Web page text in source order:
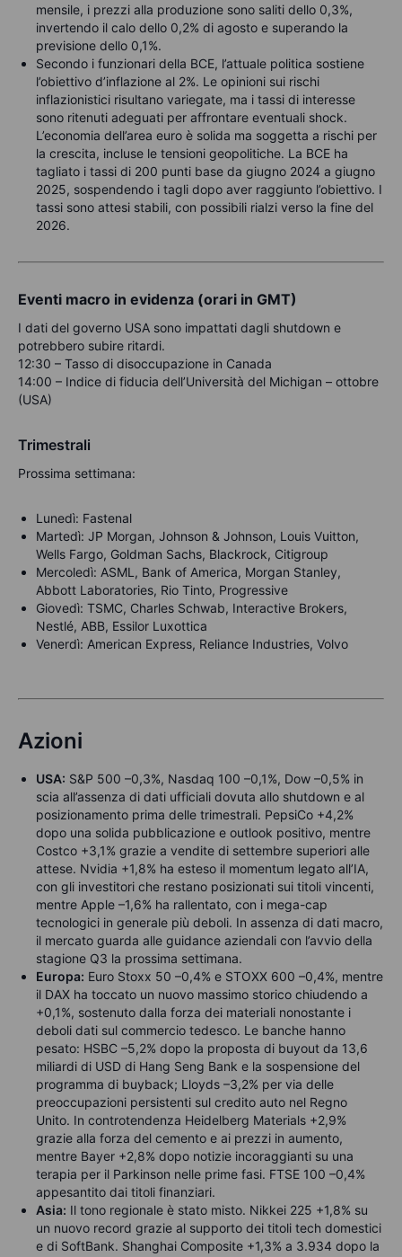
mensile, i prezzi alla produzione sono saliti dello 0,3%,
invertendo il calo dello 0,2% di agosto e superando la
previsione dello 0,1%.
Secondo i funzionari della BCE, l’attuale politica sostiene
l’obiettivo d’inflazione al 2%. Le opinioni sui rischi
inflazionistici risultano variegate, ma i tassi di interesse
sono ritenuti adeguati per affrontare eventuali shock.
L’economia dell’area euro è solida ma soggetta a rischi per
la crescita, incluse le tensioni geopolitiche. La BCE ha
tagliato i tassi di 200 punti base da giugno 2024 a giugno
2025, sospendendo i tagli dopo aver raggiunto l’obiettivo. I
tassi sono attesi stabili, con possibili rialzi verso la fine del
2026.
Eventi macro in evidenza (orari in GMT)
I dati del governo USA sono impattati dagli shutdown e
potrebbero subire ritardi.
12:30 – Tasso di disoccupazione in Canada
14:00 – Indice di fiducia dell’Università del Michigan – ottobre
(USA)
Trimestrali
Prossima settimana:
Lunedì: Fastenal
Martedì: JP Morgan, Johnson & Johnson, Louis Vuitton,
Wells Fargo, Goldman Sachs, Blackrock, Citigroup
Mercoledì: ASML, Bank of America, Morgan Stanley,
Abbott Laboratories, Rio Tinto, Progressive
Giovedì: TSMC, Charles Schwab, Interactive Brokers,
Nestlé, ABB, Essilor Luxottica
Venerdì: American Express, Reliance Industries, Volvo
Azioni
USA: S&P 500 –0,3%, Nasdaq 100 –0,1%, Dow –0,5% in
scia all’assenza di dati ufficiali dovuta allo shutdown e al
posizionamento prima delle trimestrali. PepsiCo +4,2%
dopo una solida pubblicazione e outlook positivo, mentre
Costco +3,1% grazie a vendite di settembre superiori alle
attese. Nvidia +1,8% ha esteso il momentum legato all’IA,
con gli investitori che restano posizionati sui titoli vincenti,
mentre Apple –1,6% ha rallentato, con i mega-cap
tecnologici in generale più deboli. In assenza di dati macro,
il mercato guarda alle guidance aziendali con l’avvio della
stagione Q3 la prossima settimana.
Europa: Euro Stoxx 50 –0,4% e STOXX 600 –0,4%, mentre
il DAX ha toccato un nuovo massimo storico chiudendo a
+0,1%, sostenuto dalla forza dei materiali nonostante i
deboli dati sul commercio tedesco. Le banche hanno
pesato: HSBC –5,2% dopo la proposta di buyout da 13,6
miliardi di USD di Hang Seng Bank e la sospensione del
programma di buyback; Lloyds –3,2% per via delle
preoccupazioni persistenti sul credito auto nel Regno
Unito. In controtendenza Heidelberg Materials +2,9%
grazie alla forza del cemento e ai prezzi in aumento,
mentre Bayer +2,8% dopo notizie incoraggianti su una
terapia per il Parkinson nelle prime fasi. FTSE 100 –0,4%
appesantito dai titoli finanziari.
Asia: Il tono regionale è stato misto. Nikkei 225 +1,8% su
un nuovo record grazie al supporto dei titoli tech domestici
e di SoftBank. Shanghai Composite +1,3% a 3.934 dopo la